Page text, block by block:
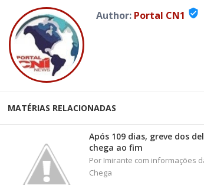
Author: Portal CN1 verified_user
MATÉRIAS RELACIONADAS
Após 109 dias, greve dos
chega ao fim
Por Imirante com informações
Chega